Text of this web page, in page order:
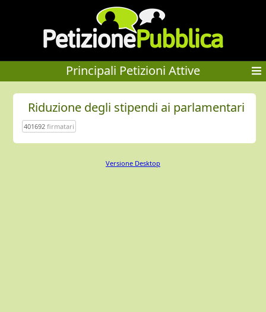
Principali Petizioni Attive
Riduzione degli stipendi ai parlamentari
401692firmatari
Versione Desktop